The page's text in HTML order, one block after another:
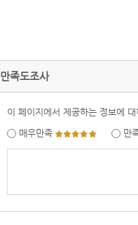
만족도조사
이 페이지에서 제공하는 정보에
매우만족
만